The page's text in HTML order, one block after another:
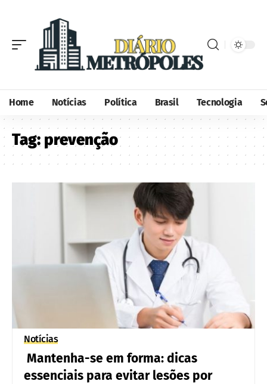
Home Notícias Política Brasil Tecnologia
Tag: prevenção
Notícias
Mantenha-se em forma: dicas
essenciais para evitar lesões por